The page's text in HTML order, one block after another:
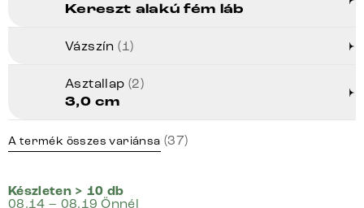
Kereszt alakú fém láb
Vázszín(1)
Asztallap (2)
3,0 cm
A termék összes variánsa (37)
Készleten > 10 db
08.14 – 08.19 Önnél